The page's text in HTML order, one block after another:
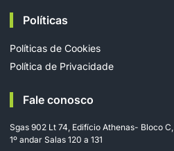
Políticas
Políticas de Cookies
Política de Privacidade
Fale conosco
Sgas 902 Lt 74, Edifício Athenas- Bloco C,
1º andar Salas 120 a 131